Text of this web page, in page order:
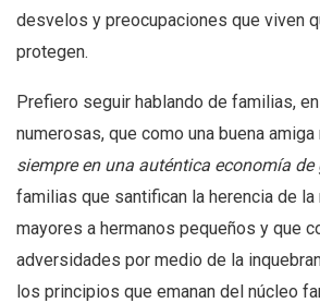
desvelos y preocupaciones que viven
protegen.
Prefiero seguir hablando de familias,
numerosas, que como una buena
siempre en una auténtica economía de
familias que santifican la herencia de la
mayores a hermanos pequeños y que
adversidades por medio de la
los principios que emanan del núcleo